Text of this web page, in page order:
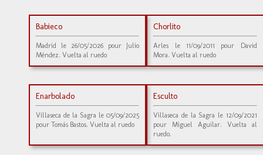
Babieco
Madrid le 26/05/2026 pour Julio
Méndez. Vuelta al ruedo
Chorlito
Arles le 11/09/2011 pour David
Mora. Vuelta al ruedo
Enarbolado
Villaseca de la Sagra le 05/09/2025
pour Tomás Bastos. Vuelta al ruedo
Esculto
Villaseca de la Sagra le 12/09/2021
pour Miguel Aguilar. Vuelta al
ruedo.